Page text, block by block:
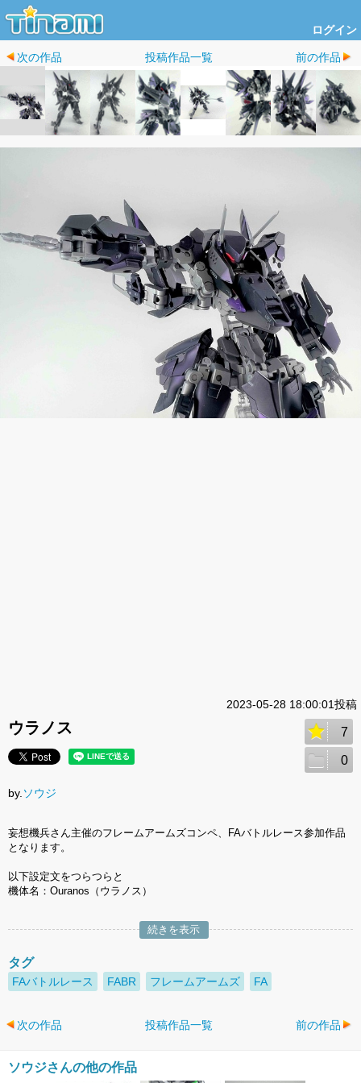
ログイン
次の作品 投稿作品一覧 前の作品
2023-05-28 18:00:01投稿
ウラノス 7
0
by. ソウジ
妄想機兵さん主催のフレームアームズコンペ、FAバトルレース参加作品
となります。
以下設定文をつらつらと
機体名：Ouranos（ウラノス）
続きを表示
タグ
FAバトルレース FABR フレームアームズ FA
次の作品 投稿作品一覧 前の作品
ソウジさんの他の作品